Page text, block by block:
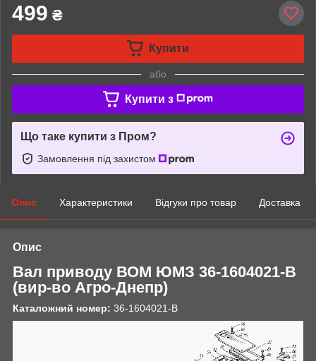
499 ₴
Купити
або
Купити з
Що таке купити з Пром?
Замовлення під захистом
Опис Характеристики Відгуки про товар Доставка
Опис
Вал приводу ВОМ ЮМЗ 36-1604021-В
(вир-во Агро-Днепр)
Каталожний номер: 36-1604021-В